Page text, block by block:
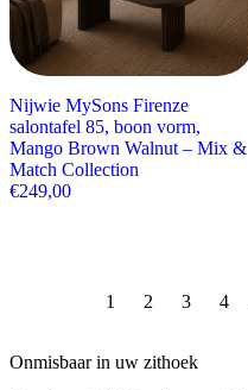
Nijwie MySons Firenze
salontafel 85, boon vorm,
Mango Brown Walnut – Mix &
Match Collection
€249,00
1 2 3 4
Onmisbaar in uw zithoek